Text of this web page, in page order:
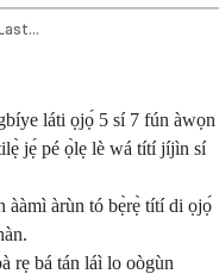
How Long Does The Flu Last Complete Timeline Recovery Guide
láti ọjọ́ 5 sí 7 fún àwọn
jẹ́ pé ọ̀lẹ lè wá títí jíjìn sí
ààmì àrùn tó bẹ̀rẹ̀ títí di ọjọ́
rẹ bá tán láì lo oògùn